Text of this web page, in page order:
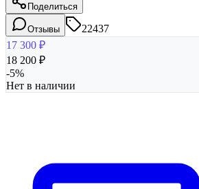
Поделиться
Отзывы
22437
17 300 ₽
18 200 ₽
-5%
Нет в наличии